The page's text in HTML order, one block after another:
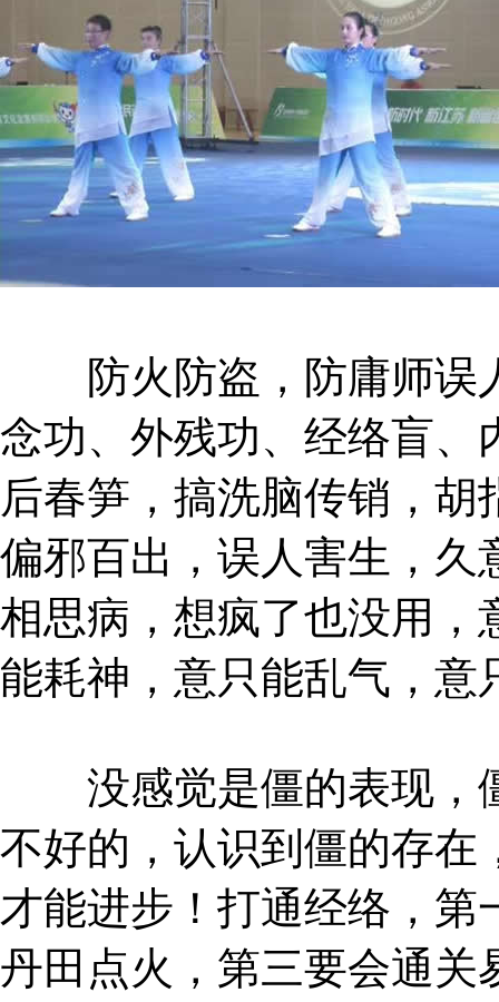
防火防盗，防庸师误
念功、外残功、经络盲、
后春笋，搞洗脑传销，
偏邪百出，误人害生，久
相思病，想疯了也没用，
能耗神，意只能乱气，意
没感觉是僵的表现，
不好的，认识到僵的存在
才能进步！打通经络，
丹田点火，第三要会通关